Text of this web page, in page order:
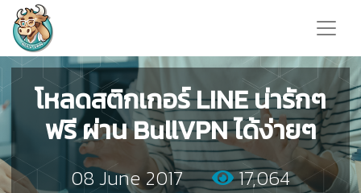
โหลดสติกเกอร์ LINE น่ารักๆ
ฟรี ผ่าน BullVPN ได้ง่ายๆ
08 June 2017 17,064